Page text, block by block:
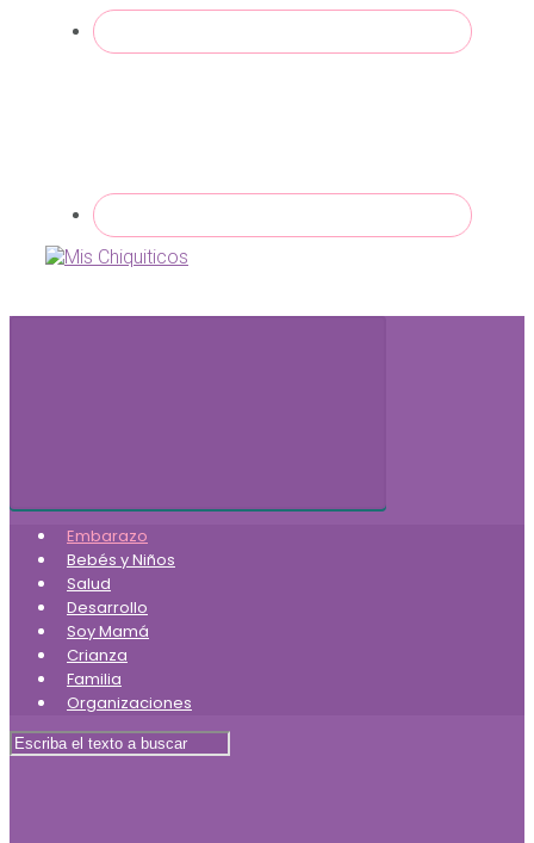
Embarazo
Bebés y Niños
Salud
Desarrollo
Soy Mamá
Crianza
Familia
Organizaciones